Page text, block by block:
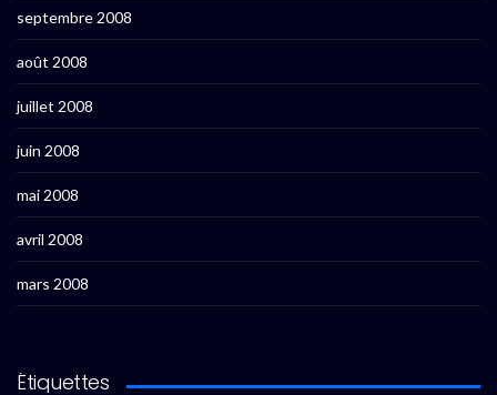
septembre 2008
août 2008
juillet 2008
juin 2008
mai 2008
avril 2008
mars 2008
Étiquettes